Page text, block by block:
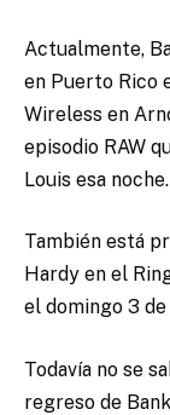
Actualmente,
en Puerto Rico
Wireless en
episodio RAW
Louis esa noche.
También está
Hardy en el
el domingo 3
Todavía no se
regreso de